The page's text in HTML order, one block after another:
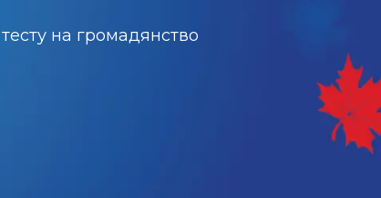
на громадянство